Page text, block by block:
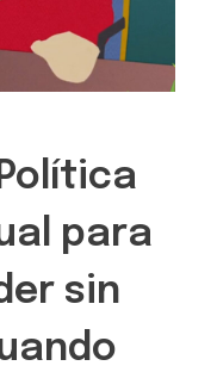
para
sin